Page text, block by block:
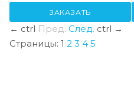
ЗАКАЗАТЬ
← ctrl Пред. След. ctrl →
Страницы: 1 2 3 4 5